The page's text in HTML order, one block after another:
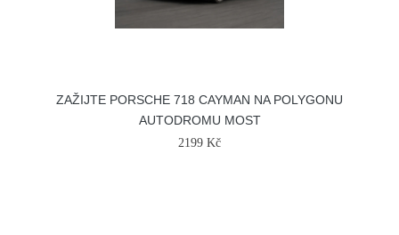
ZAŽIJTE PORSCHE 718 CAYMAN NA POLYGONU
AUTODROMU MOST
2199 Kč